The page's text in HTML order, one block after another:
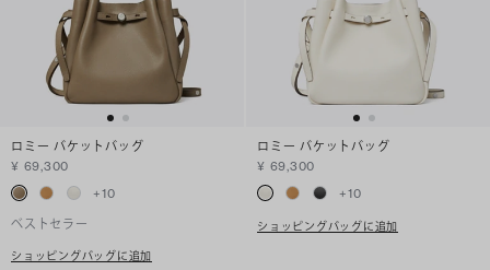
ロミー バケットバッグ
¥ 69,300
+10
ベストセラー
ショッピングバッグに追加
ロミー バケットバッグ
¥ 69,300
+10
ショッピングバッグに追加